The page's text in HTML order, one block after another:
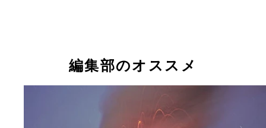
編集部のオススメ